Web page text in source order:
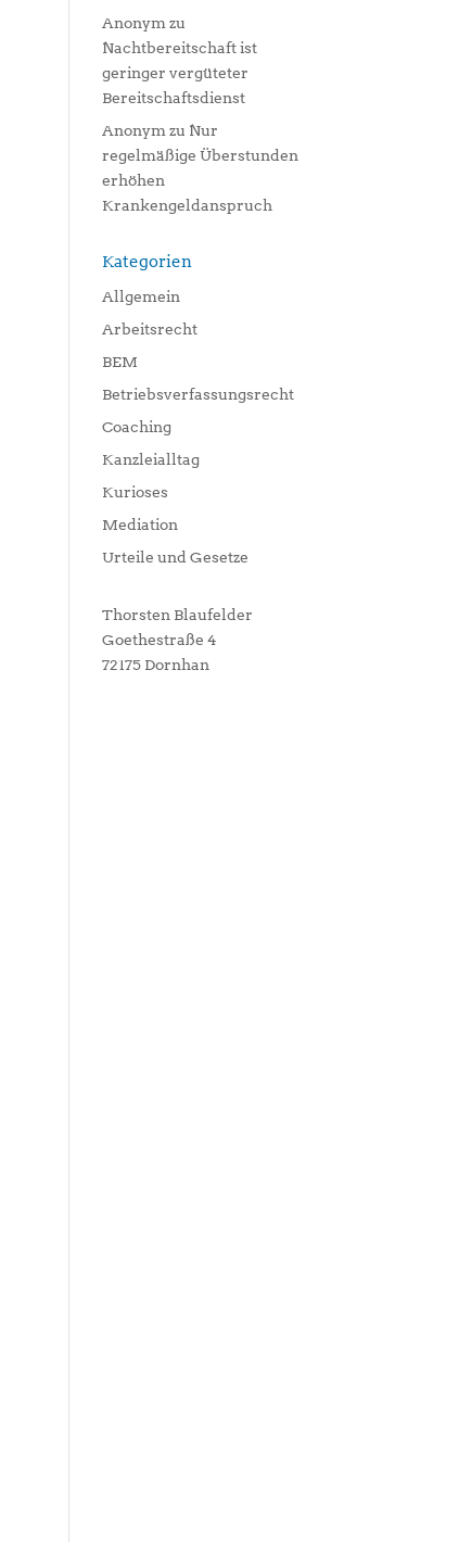
Anonym zu
Nachtbereitschaft ist
geringer vergüteter
Bereitschaftsdienst
Anonym zu Nur
regelmäßige Überstunden
erhöhen
Krankengeldanspruch
Kategorien
Allgemein
Arbeitsrecht
BEM
Betriebsverfassungsrecht
Coaching
Kanzleialltag
Kurioses
Mediation
Urteile und Gesetze
Thorsten Blaufelder
Goethestraße 4
72175 Dornhan